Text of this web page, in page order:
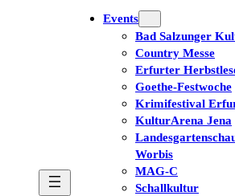
Events
Bad Salzunger
Country Messe
Erfurter
Goethe-Festwoche
Krimifestival
KulturArena Jena
Worbis
MAG-C
Schallkultur